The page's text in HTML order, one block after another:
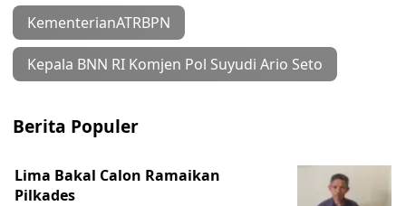
KementerianATRBPN
Kepala BNN RI Komjen Pol Suyudi Ario Seto
Berita Populer
Lima Bakal Calon Ramaikan
Pilkades